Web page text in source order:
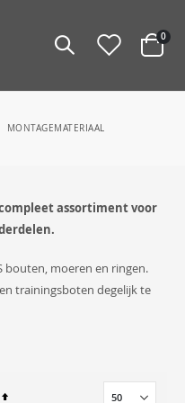
Cart
0
MONTAGEMATERIAAL
assortiment voor
bouten, moeren en ringen.
trainingsboten degelijk te
Van